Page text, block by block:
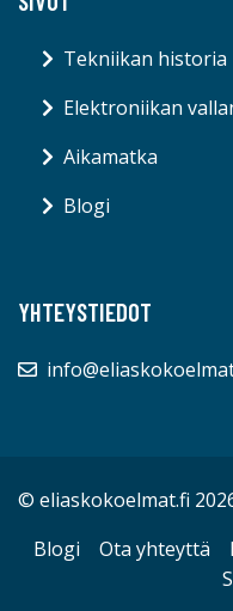
Tekniikan historia
Elektroniikan
Aikamatka
Blogi
YHTEYSTIEDOT
© eliaskokoelmat.fi
Blogi
Ota yhteyttä